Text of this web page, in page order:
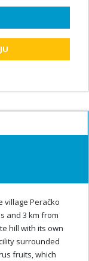
village Peračko
and 3 km from
hill with its own
surrounded
fruits, which